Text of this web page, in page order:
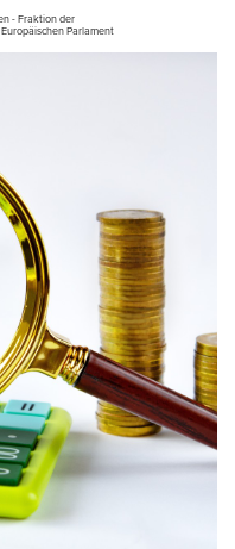
- Fraktion der
Parlament